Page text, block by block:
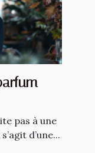
pas à une
d’une...